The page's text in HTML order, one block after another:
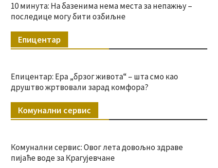
10 минута: На базенима нема места за непажњу –
последице могу бити озбиљне
Епицентар
Епицентар: Ера „брзог живота“ – шта смо као
друштво жртвовали зарад комфора?
Комунални сервис
Комунални сервис: Овог лета довољно здраве
пијаће воде за Крагујевчане